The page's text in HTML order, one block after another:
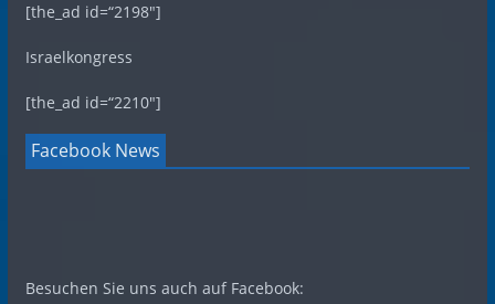
[the_ad id=“2198″]
Israelkongress
[the_ad id=“2210″]
Facebook News
Besuchen Sie uns auch auf Facebook: